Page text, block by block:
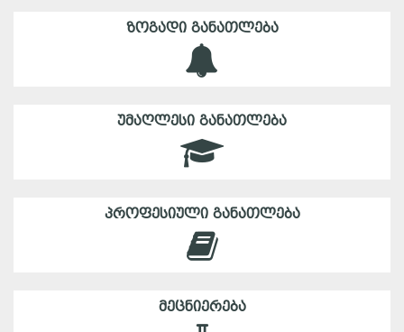
ᲖᲝᲒᲐᲓᲘ ᲒᲐᲜᲐᲗᲚᲔᲑᲐ
ᲣᲛᲐᲦᲚᲔᲡᲘ ᲒᲐᲜᲐᲗᲚᲔᲑᲐ
ᲞᲠᲝᲤᲔᲡᲘᲣᲚᲘ ᲒᲐᲜᲐᲗᲚᲔᲑᲐ
ᲛᲔᲪᲜᲘᲔᲠᲔᲑᲐ